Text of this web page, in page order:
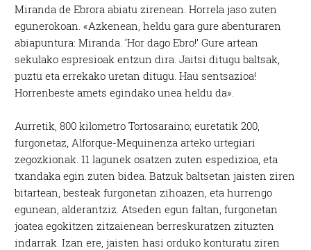
Miranda de Ebrora abiatu zirenean. Horrela jaso zuten
egunerokoan. «Azkenean, heldu gara gure abenturaren
abiapuntura: Miranda. ‘Hor dago Ebro!’ Gure artean
sekulako espresioak entzun dira. Jaitsi ditugu baltsak,
puztu eta errekako uretan ditugu. Hau sentsazioa!
Horrenbeste amets egindako unea heldu da».
Aurretik, 800 kilometro Tortosaraino; euretatik 200,
furgonetaz, Alforque-Mequinenza arteko urtegiari
zegozkionak. 11 lagunek osatzen zuten espedizioa, eta
txandaka egin zuten bidea. Batzuk baltsetan jaisten ziren
bitartean, besteak furgonetan zihoazen, eta hurrengo
egunean, alderantziz. Atseden egun faltan, furgonetan
joatea egokitzen zitzaienean berreskuratzen zituzten
indarrak. Izan ere, jaisten hasi orduko konturatu ziren